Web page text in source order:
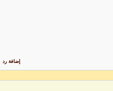
إضافة رد